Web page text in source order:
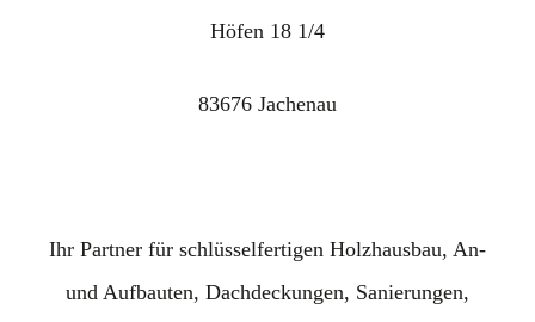
Höfen 18 1/4
83676 Jachenau
Ihr Partner für schlüsselfertigen Holzhausbau, An-
und Aufbauten, Dachdeckungen, Sanierungen,